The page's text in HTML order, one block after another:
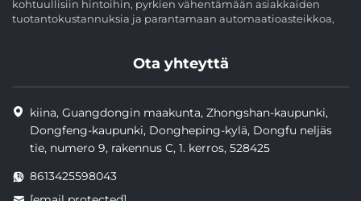
kohtuullisiin hintoihin, pyrkien vähentämään asiakkaiden
tuotantokustannuksia ja parantamaan automaatioasteikkoa,
Ota yhteyttä
kiina, Guangdongin maakunta, Zhongshan-kaupunki,
Dongfeng-kaupunki, Dongheping-kylä, Dongfu neljäs
tie, numero 9, rakennus C, 1. kerros, 528425
8613425598043